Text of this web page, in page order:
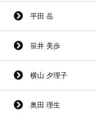
平田 岳
笹井 美歩
横山 夕理子
奥田 理生